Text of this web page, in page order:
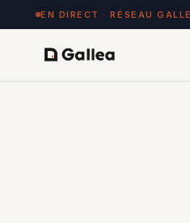
EN DIRECT · RÉSEAU
RÉSEAU 84 œuvres